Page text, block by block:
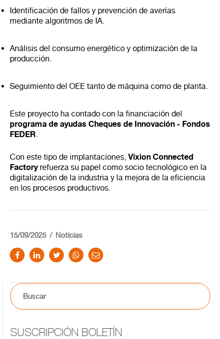
Identificación de fallos y prevención de averías
mediante algoritmos de IA.
Análisis del consumo energético y optimización de la
producción.
Seguimiento del OEE tanto de máquina como de planta.
Este proyecto ha contado con la financiación del
programa de ayudas Cheques de Innovación - Fondos
FEDER.
Con este tipo de implantaciones, Vixion Connected
Factoryrefuerza su papel como socio tecnológico en la
digitalización de la industria y la mejora de la eficiencia
en los procesos productivos.
15/09/2025 Noticias
SUSCRIPCIÓN BOLETÍN